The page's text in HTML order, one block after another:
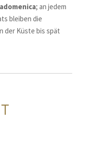
; an jedem
bleiben die
der Küste bis spät